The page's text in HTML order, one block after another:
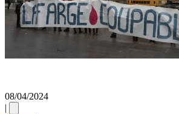
08/04/2024
|